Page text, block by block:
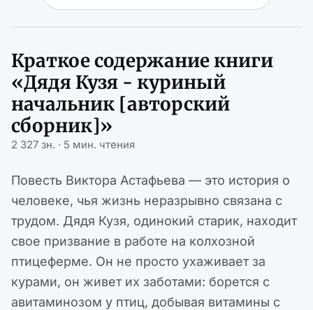
Краткое содержание книги
«Дядя Кузя - куриный
начальник [авторский
сборник]»
2 327 зн. · 5 мин. чтения
Повесть Виктора Астафьева — это история о
человеке, чья жизнь неразрывно связана с
трудом. Дядя Кузя, одинокий старик, находит
свое призвание в работе на колхозной
птицеферме. Он не просто ухаживает за
курами, он живет их заботами: борется с
авитаминозом у птиц, добывая витамины с